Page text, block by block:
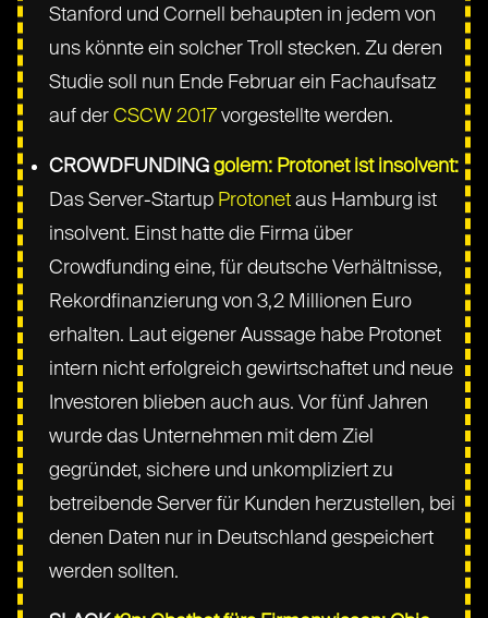
Stanford und Cornell behaupten in jedem von
uns könnte ein solcher Troll stecken. Zu deren
Studie soll nun Ende Februar ein Fachaufsatz
auf derCSCW 2017 vorgestellte werden.
CROWDFUNDINGgolem: Protonet ist insolvent:
Das Server-Startup Protonet aus Hamburg ist
insolvent. Einst hatte die Firma über
Crowdfunding eine, für deutsche Verhältnisse,
Rekordfinanzierung von 3,2 Millionen Euro
erhalten. Laut eigener Aussage habe Protonet
intern nicht erfolgreich gewirtschaftet und neue
Investoren blieben auch aus. Vor fünf Jahren
wurde das Unternehmen mit dem Ziel
gegründet, sichere und unkompliziert zu
betreibende Server für Kunden herzustellen, bei
denen Daten nur in Deutschland gespeichert
werden sollten.